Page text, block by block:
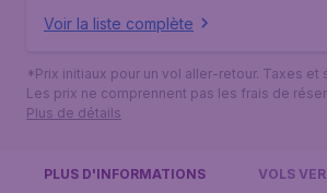
Voir la liste complète
*Prix initiaux pour un vol aller-retour. Taxes et
Les prix ne comprennent pas les frais de
Plus de détails
PLUS D'INFORMATIONS VOLS